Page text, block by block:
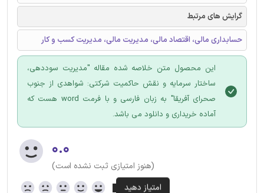
گرایش های مرتبط
حسابداری مالی، اقتصاد مالی، مدیریت مالی، مدیریت کسب و کار
این محصول متن خلاصه شده مقاله "مدیریت سوددهی،
ساختار سرمایه و نقش حاکمیت شرکتی: شواهدی از جنوب
صحرای آفریقا" به زبان فارسی و با فرمت word هست که
آماده خریداری و دانلود می باشد.
۰.۰
(هنوز امتیازی ثبت نشده است)